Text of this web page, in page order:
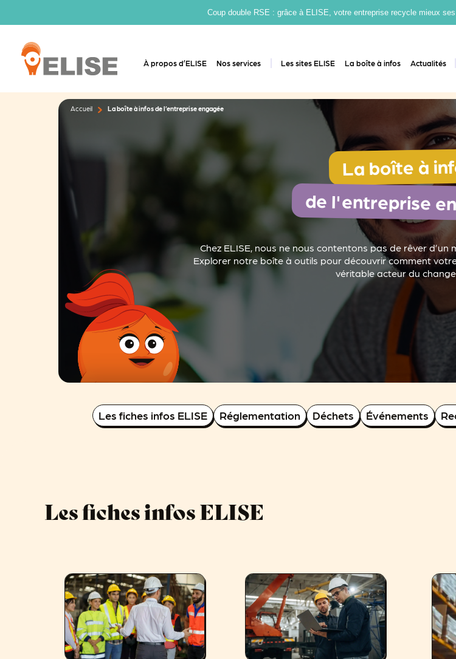
Coup double RSE : grâce à ELISE, votre entreprise recycle mieux
À propos d’ELISE Nos services Les sites ELISE La boîte à infos Actualités
Accueil La boîte à infos de l’entreprise engagée
La boîte à
de l'entreprise
Chez ELISE, nous ne nous contentons pas de rêver
Explorer notre boîte à outils pour découvrir comment
véritable acteur du
Les fiches infos ELISE Réglementation Déchets Événements
Les fiches infos ELISE